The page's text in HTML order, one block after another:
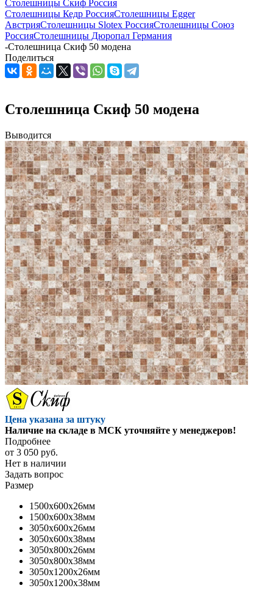
Столешницы Скиф Россия
Столешницы Кедр РоссияСтолешницы Egger
АвстрияСтолешницы Slotex РоссияСтолешницы Союз
РоссияСтолешницы Дюропал Германия
-Столешница Скиф 50 модена
Поделиться
Столешница Скиф 50 модена
Выводится
Цена указана за штуку
Наличие на складе в МСК уточняйте у менеджеров!
Подробнее
от 3 050 руб.
Нет в наличии
Задать вопрос
Размер
1500x600x26мм
1500x600x38мм
3050x600x26мм
3050x600x38мм
3050x800x26мм
3050x800x38мм
3050x1200x26мм
3050x1200x38мм